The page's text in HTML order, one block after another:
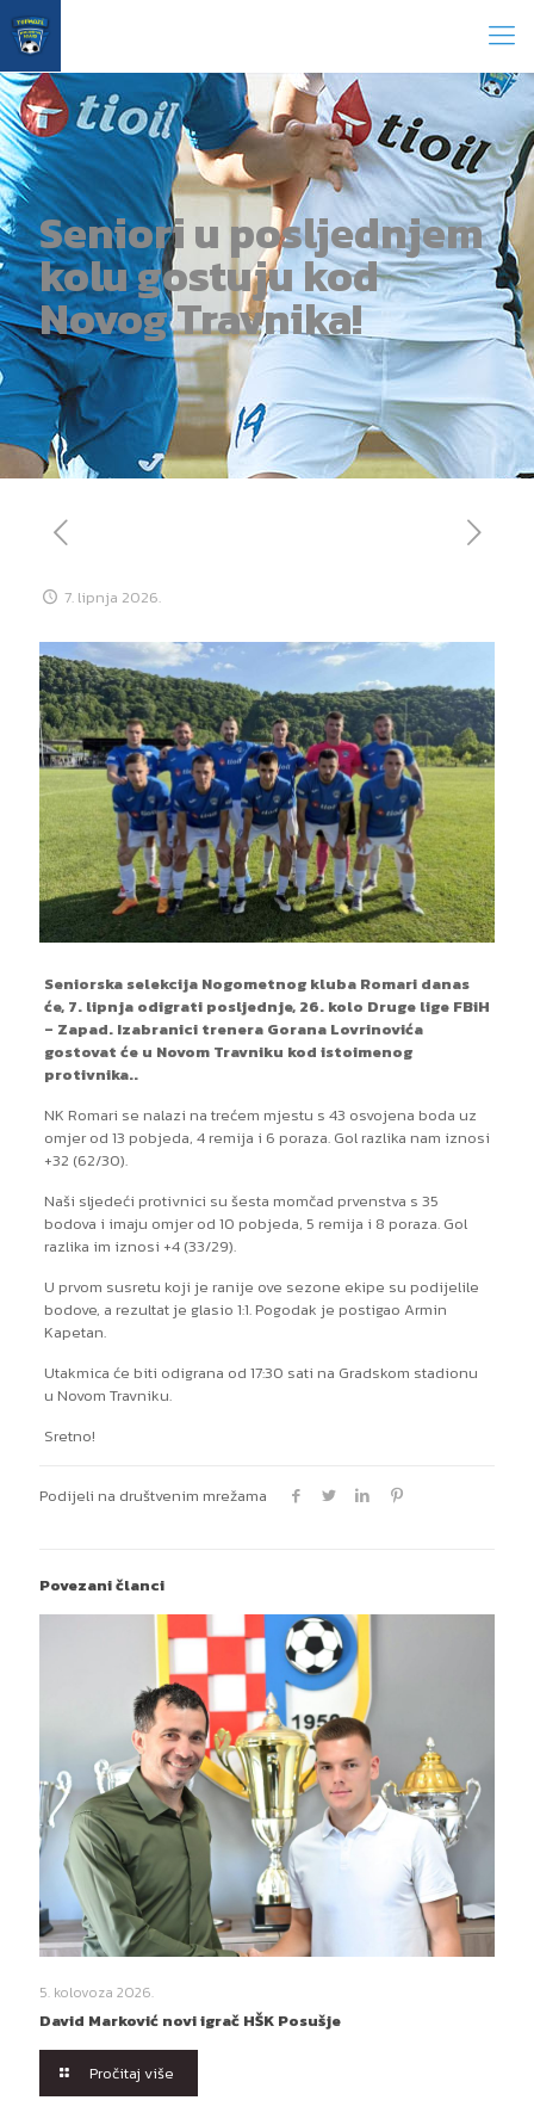
Seniori u posljednjem
kolu gostuju kod
Novog Travnika!
7. lipnja 2026.
Seniorska selekcija Nogometnog kluba Romari danas
će, 7. lipnja odigrati posljednje, 26. kolo Druge lige FBiH
– Zapad. Izabranici trenera Gorana Lovrinovića
gostovat će u Novom Travniku kod istoimenog
protivnika..
NK Romari se nalazi na trećem mjestu s 43 osvojena boda uz
omjer od 13 pobjeda, 4 remija i 6 poraza. Gol razlika nam iznosi
+32 (62/30).
Naši sljedeći protivnici su šesta momčad prvenstva s 35
bodova i imaju omjer od 10 pobjeda, 5 remija i 8 poraza. Gol
razlika im iznosi +4 (33/29).
U prvom susretu koji je ranije ove sezone ekipe su podijelile
bodove, a rezultat je glasio 1:1. Pogodak je postigao Armin
Kapetan.
Utakmica će biti odigrana od 17:30 sati na Gradskom stadionu
u Novom Travniku.
Sretno!
Podijeli na društvenim mrežama
Povezani članci
5. kolovoza 2026.
David Marković novi igrač HŠK Posušje
Pročitaj više